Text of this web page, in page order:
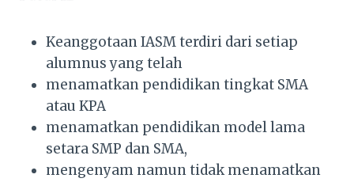
Keanggotaan IASM terdiri dari setiap
alumnus yang telah
menamatkan pendidikan tingkat SMA
atau KPA
menamatkan pendidikan model lama
setara SMP dan SMA,
mengenyam namun tidak menamatkan